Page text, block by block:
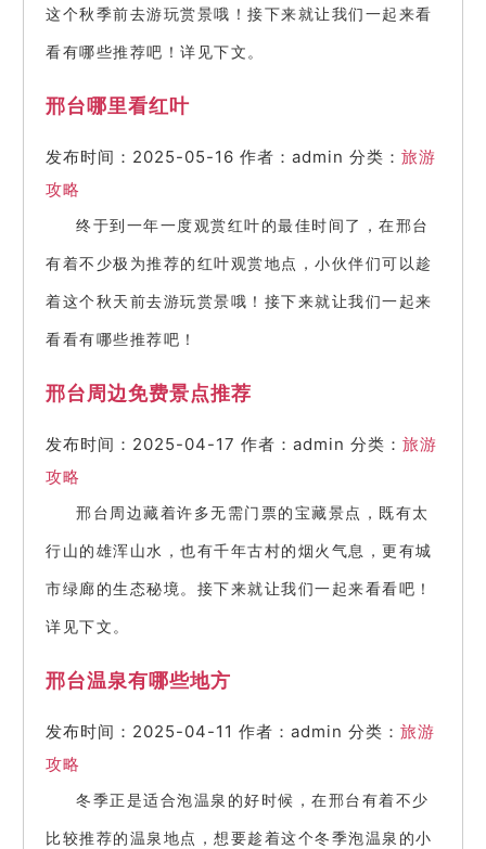
这个秋季前去游玩赏景哦！接下来就让我们一起来看
看有哪些推荐吧！详见下文。
邢台哪里看红叶
发布时间：2025-05-16 作者：admin 分类： 旅游
攻略
终于到一年一度观赏红叶的最佳时间了，在邢台
有着不少极为推荐的红叶观赏地点，小伙伴们可以趁
着这个秋天前去游玩赏景哦！接下来就让我们一起来
看看有哪些推荐吧！
邢台周边免费景点推荐
发布时间：2025-04-17 作者：admin 分类： 旅游
攻略
邢台周边藏着许多无需门票的宝藏景点，既有太
行山的雄浑山水，也有千年古村的烟火气息，更有城
市绿廊的生态秘境。接下来就让我们一起来看看吧！
详见下文。
邢台温泉有哪些地方
发布时间：2025-04-11 作者：admin 分类： 旅游
攻略
冬季正是适合泡温泉的好时候，在邢台有着不少
比较推荐的温泉地点，想要趁着这个冬季泡温泉的小